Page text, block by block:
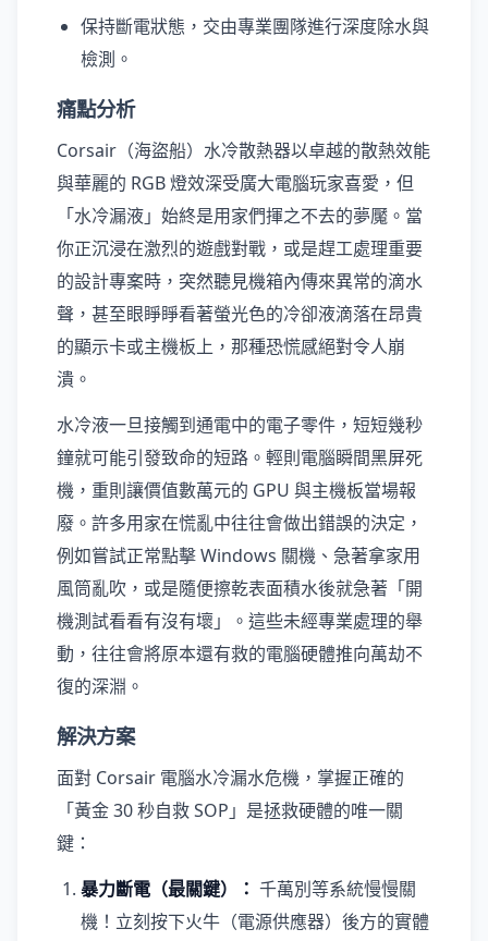
保持斷電狀態，交由專業團隊進行深度除水與
檢測。
痛點分析
Corsair（海盜船）水冷散熱器以卓越的散熱效能
與華麗的 RGB 燈效深受廣大電腦玩家喜愛，但
「水冷漏液」始終是用家們揮之不去的夢魘。當
你正沉浸在激烈的遊戲對戰，或是趕工處理重要
的設計專案時，突然聽見機箱內傳來異常的滴水
聲，甚至眼睜睜看著螢光色的冷卻液滴落在昂貴
的顯示卡或主機板上，那種恐慌感絕對令人崩
潰。
水冷液一旦接觸到通電中的電子零件，短短幾秒
鐘就可能引發致命的短路。輕則電腦瞬間黑屏死
機，重則讓價值數萬元的 GPU 與主機板當場報
廢。許多用家在慌亂中往往會做出錯誤的決定，
例如嘗試正常點擊 Windows 關機、急著拿家用
風筒亂吹，或是隨便擦乾表面積水後就急著「開
機測試看看有沒有壞」。這些未經專業處理的舉
動，往往會將原本還有救的電腦硬體推向萬劫不
復的深淵。
解決方案
面對 Corsair 電腦水冷漏水危機，掌握正確的
「黃金 30 秒自救 SOP」是拯救硬體的唯一關
鍵：
暴力斷電（最關鍵）： 千萬別等系統慢慢關
機！立刻按下火牛（電源供應器）後方的實體